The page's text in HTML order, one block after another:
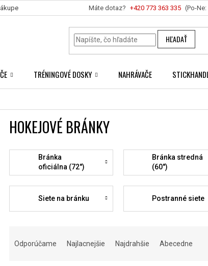
+420 ‭773 363 335
HĽADAŤ
TRÉNINGOVÉ DOSKY NAHRÁVAČE
HOKEJOVÉ BRÁNKY
Bránka
oficiálna (72")
Bránka stredná
(60")
Siete na bránku Postranné siete
Odporúčame Najlacnejšie Najdrahšie Abecedne